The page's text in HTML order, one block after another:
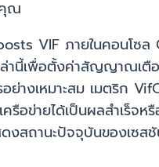
ณ
VIF ภายในคอนโซ
านี้เพื่อตั้งค่าสัญญาณเตื
างเหมาะสม เมตริก
ข่ายได้เป็นผลสำเร็จห
งสถานะปัจจุบันของเ